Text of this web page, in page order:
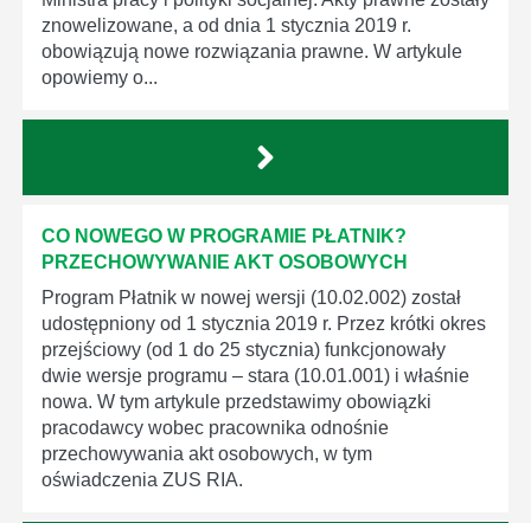
znowelizowane, a od dnia 1 stycznia 2019 r.
obowiązują nowe rozwiązania prawne. W artykule
opowiemy o...
CO NOWEGO W PROGRAMIE PŁATNIK?
PRZECHOWYWANIE AKT OSOBOWYCH
Program Płatnik w nowej wersji (10.02.002) został
udostępniony od 1 stycznia 2019 r. Przez krótki okres
przejściowy (od 1 do 25 stycznia) funkcjonowały
dwie wersje programu – stara (10.01.001) i właśnie
nowa. W tym artykule przedstawimy obowiązki
pracodawcy wobec pracownika odnośnie
przechowywania akt osobowych, w tym
oświadczenia ZUS RIA.